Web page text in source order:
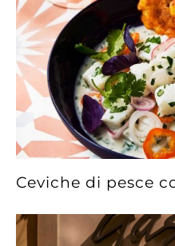
Ceviche di pesce